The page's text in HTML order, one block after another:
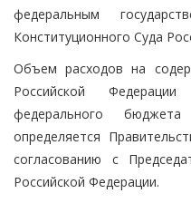
федеральным
Конституционного Суда
Объем расходов на
Российской
федерального
определяется
согласованию с
Российской Федерации.